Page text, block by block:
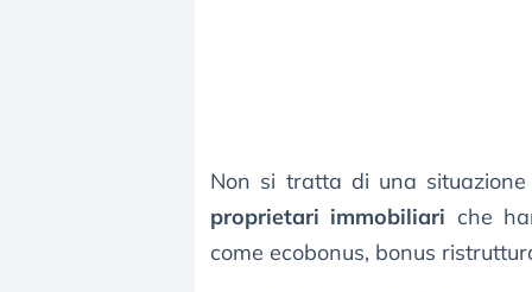
Non si tratta di una
proprietari immobiliari che
come ecobonus, bonus